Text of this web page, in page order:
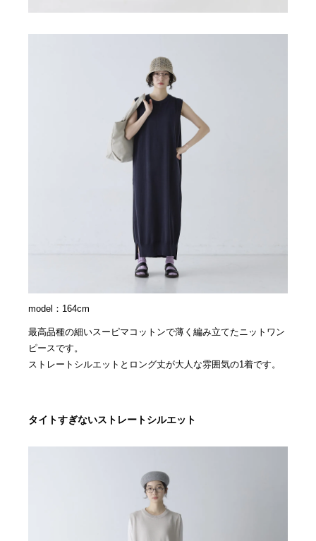
model：164cm
最高品種の細いスーピマコットンで薄く編み立てたニットワン
ピースです。
ストレートシルエットとロング丈が大人な雰囲気の1着です。
タイトすぎないストレートシルエット